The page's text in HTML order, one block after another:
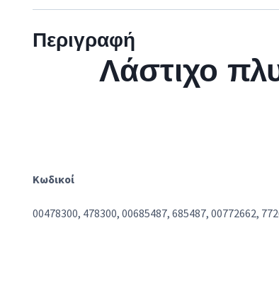
Περιγραφή
Λάστιχο
Κωδικοί
00478300, 478300, 00685487, 685487, 00772662,